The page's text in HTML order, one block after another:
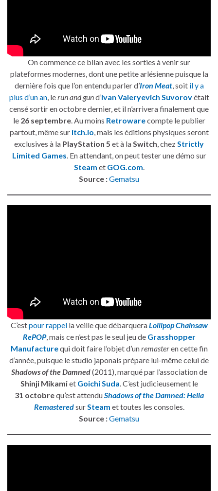
On commence ce bilan avec les sorties à venir sur
plateformes modernes, dont une petite arlésienne puisque la
dernière fois que l’on entendu parler d’Iron Meat, soit il y a
plus d’un an, lerun and gund’Ivan Valeryevich Suvorovétait
censé sortir en octobre dernier, et il n’arrivera finalement que
le 26 septembre. Au moins Retrowarecompte le publier
partout, même sur itch.io, mais les éditions physiques seront
exclusives à la PlayStation 5 et à laSwitch, chezStrictly
Limited Games. En attendant, on peut tester une démo sur
Steam et GOG.com.
Source :Gematsu
C’estpour rappella veille que débarqueraLollipop Chainsaw
RePOP, mais ce n’est pas le seul jeu de Grasshopper
Manufacturequi doit faire l’objet d’unremasteren cette fin
d’année, puisque le studio japonais prépare lui-même celui de
Shadows of the Damned(2011), marqué par l’association de
Shinji Mikamiet Goichi Suda. C’est judicieusement le
31 octobrequ’est attenduShadows of the Damned: Hella
RemasteredsurSteam et toutes les consoles.
Source :Gematsu